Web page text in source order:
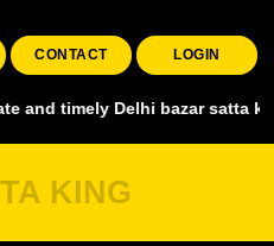
CONTACT LOGIN
Delhi bazar satta king,
KING